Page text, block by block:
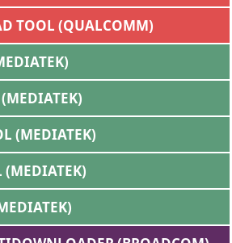
TOOL (QUALCOMM)
(MEDIATEK)